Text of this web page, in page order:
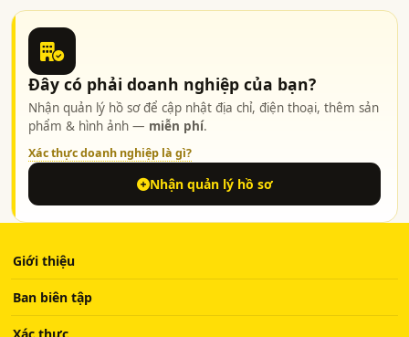
Đây có phải doanh nghiệp của bạn?
Nhận quản lý hồ sơ để cập nhật địa chỉ, điện thoại, thêm sản
phẩm & hình ảnh — miễn phí.
Xác thực doanh nghiệp là gì?
Nhận quản lý hồ sơ
Giới thiệu
Ban biên tập